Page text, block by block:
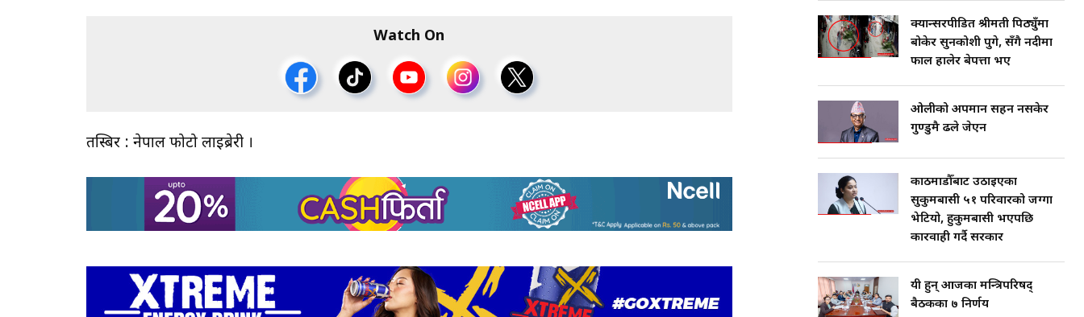
Watch On
तस्बिर : नेपाल फोटो लाइब्रेरी ।
क्यान्सरपीडित श्रीमती पिठ्युँमा
बोकेर सुनकोशी पुगे, सँगै नदीमा
फाल हालेर बेपत्ता भए
ओलीको अपमान सहन नसकेर
गुण्डुमै ढले जेएन
काठमाडौँबाट उठाइएका
सुकुमबासी ५१ परिवारको जग्गा
भेटियो, हुकुमबासी भएपछि
कारवाही गर्दै सरकार
यी हुन् आजका मन्त्रिपरिषद्
बैठकका ७ निर्णय